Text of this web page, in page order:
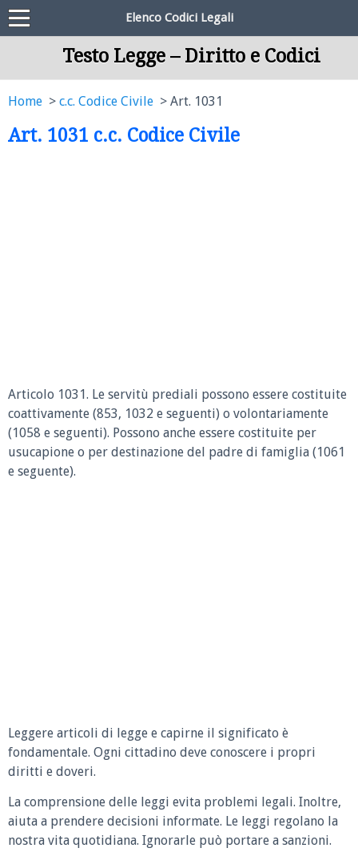
Elenco Codici Legali
Testo Legge – Diritto e Codici
Home c.c. Codice Civile Art. 1031
Art. 1031 c.c. Codice Civile
Articolo 1031. Le servitù prediali possono essere costituite
coattivamente (853, 1032 e seguenti) o volontariamente
(1058 e seguenti). Possono anche essere costituite per
usucapione o per destinazione del padre di famiglia (1061
e seguente).
Leggere articoli di legge e capirne il significato è
fondamentale. Ogni cittadino deve conoscere i propri
diritti e doveri.
La comprensione delle leggi evita problemi legali. Inoltre,
aiuta a prendere decisioni informate. Le leggi regolano la
nostra vita quotidiana. Ignorarle può portare a sanzioni.